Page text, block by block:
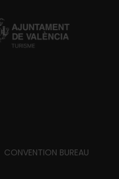
CONVENTION BUREAU